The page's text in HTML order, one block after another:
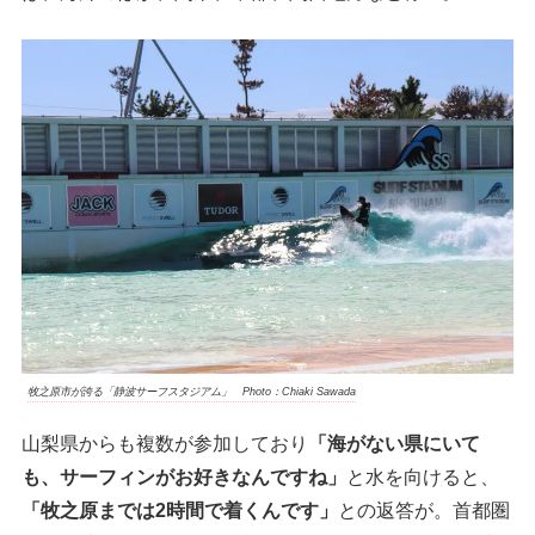
牧之原市が誇る「静波サーフスタジアム」 Photo：Chiaki Sawada
山梨県からも複数が参加しており
「海がない県にいて
も、サーフィンがお好きなんですね」 と水を向けると、
「牧之原までは2時間で着くんです」 との返答が。首都圏